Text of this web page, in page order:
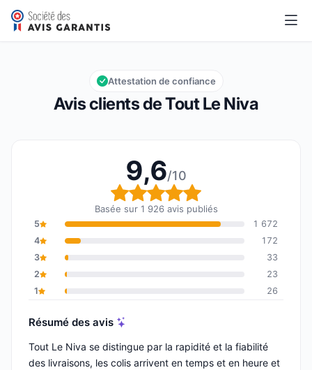
Tout Le Niva
Note globale : 9,6 sur 10
9,6/10
Avis clients de Tout Le Niva
Attestation de confiance
9,6/10
Note globale : 9,6 sur
Basée sur 1 926 avis publiés
5
1 672
4
172
3
33
2
23
1
26
Résumé des avis
Tout Le Niva se distingue par la rapidité et la fiabilité
des livraisons, les colis arrivent en temps et en heure et